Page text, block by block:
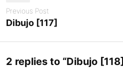
Previous Post
Dibujo [117]
2 replies to “Dibujo [118]